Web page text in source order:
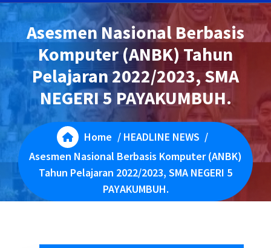
Asesmen Nasional Berbasis
Komputer (ANBK) Tahun
Pelajaran 2022/2023, SMA
NEGERI 5 PAYAKUMBUH.
Home / HEADLINE NEWS /
Asesmen Nasional Berbasis Komputer (ANBK)
Tahun Pelajaran 2022/2023, SMA NEGERI 5
PAYAKUMBUH.